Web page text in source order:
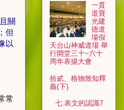
關
但
以
常
一貫
道寶
光建
德道
場假
天台山神威道場 舉
行開堂三十~六十
周年表揚大會
拾貳、格物致知釋
義(下)
七.表文的認識7